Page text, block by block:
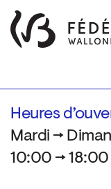
Heures
Mardi →
10:00 → 18:00